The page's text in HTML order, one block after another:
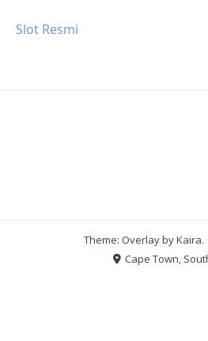
Slot Resmi
Theme: Overlay byKaira.
Cape Town,